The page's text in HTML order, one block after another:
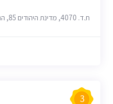
ת.ד. 4070, מדינת היהודים 85, הרצליה, 4676670
3